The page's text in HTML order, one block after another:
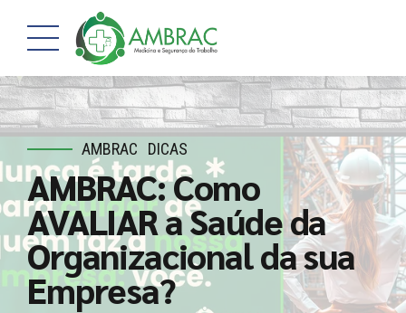
AMBRAC DICAS
AMBRAC: Como
AVALIAR a Saúde da
Organizacional da sua
Empresa?